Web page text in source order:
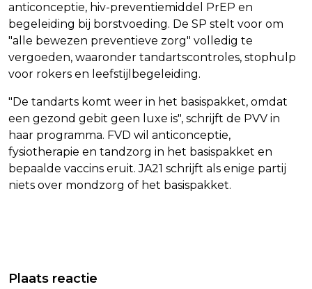
anticonceptie, hiv-preventiemiddel PrEP en
begeleiding bij borstvoeding. De SP stelt voor om
"alle bewezen preventieve zorg" volledig te
vergoeden, waaronder tandartscontroles, stophulp
voor rokers en leefstijlbegeleiding.
"De tandarts komt weer in het basispakket, omdat
een gezond gebit geen luxe is", schrijft de PVV in
haar programma. FVD wil anticonceptie,
fysiotherapie en tandzorg in het basispakket en
bepaalde vaccins eruit. JA21 schrijft als enige partij
niets over mondzorg of het basispakket.
MEESTE PARTIJEN WILLEN EEN VORM
Plaats reactie